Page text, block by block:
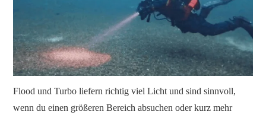
Flood und Turbo liefern richtig viel Licht und sind sinnvoll,
wenn du einen größeren Bereich absuchen oder kurz mehr